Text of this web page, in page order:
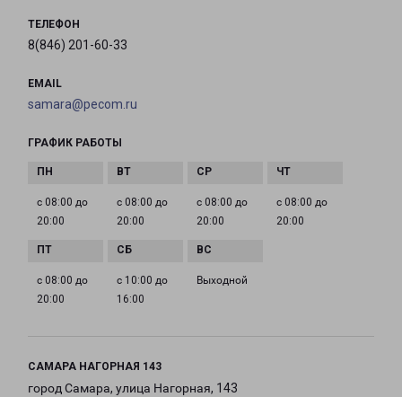
ТЕЛЕФОН
8(846) 201-60-33
EMAIL
samara@pecom.ru
ГРАФИК РАБОТЫ
с 08:00 до
20:00
с 08:00 до
20:00
с 08:00 до
20:00
с 08:00 до
20:00
с 08:00 до
20:00
с 10:00 до
16:00
Выходной
САМАРА НАГОРНАЯ 143
город Самара, улица Нагорная, 143